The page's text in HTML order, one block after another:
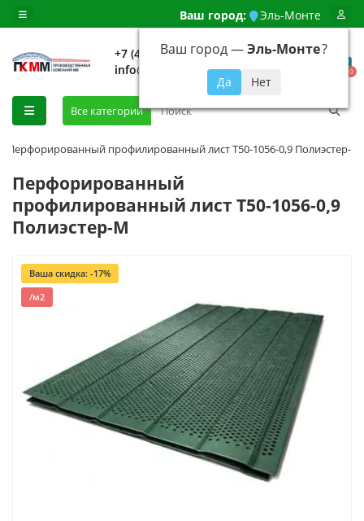
Ваш город: Эль-Монте
Ваш город —Эль-Монте?
+7 (499) 648-92-94
info@evroshtaketnikmoskva.ru
0
Все категории
Перфорированный профилированный лист Т50-1056-0,9 Полиэстер-М
Перфорированный
профилированный лист Т50-1056-0,9
Полиэстер-М
Ваша скидка: -17%
/м2